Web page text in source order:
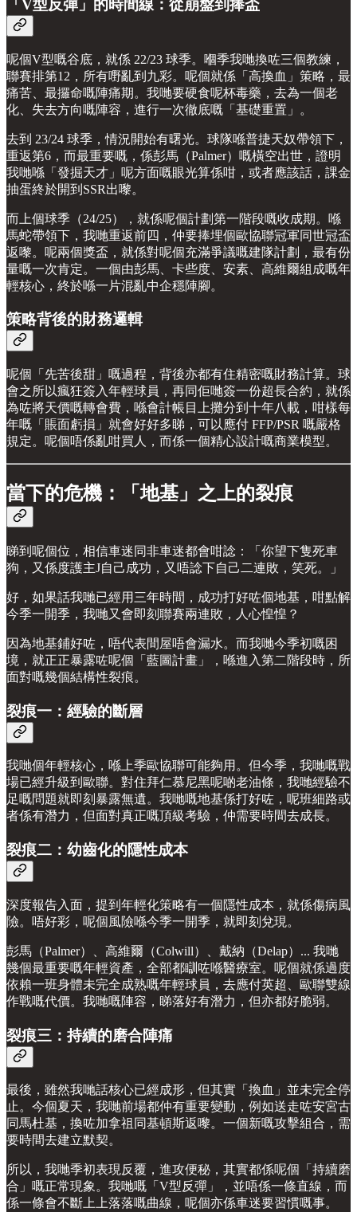
「V型反彈」的時間線：從崩盤到捧盃
呢個V型嘅谷底，就係 22/23 球季。嗰季我哋換咗三個教練，
聯賽排第12，所有嘢亂到九彩。呢個就係「高換血」策略，最
痛苦、最攞命嘅陣痛期。我哋要硬食呢杯毒藥，去為一個老
化、失去方向嘅陣容，進行一次徹底嘅「基礎重置」。
去到 23/24 球季，情況開始有曙光。球隊喺普捷天奴帶領下，
重返第6，而最重要嘅，係彭馬（Palmer）嘅橫空出世，證明
我哋喺「發掘天才」呢方面嘅眼光算係咁，或者應該話，課金
抽蛋終於開到SSR出嚟。
而上個球季（24/25），就係呢個計劃第一階段嘅收成期。喺
馬蛇帶領下，我哋重返前四，仲要捧埋個歐協聯冠軍同世冠盃
返嚟。呢兩個獎盃，就係對呢個充滿爭議嘅建隊計劃，最有份
量嘅一次肯定。一個由彭馬、卡些度、安素、高維爾組成嘅年
輕核心，終於喺一片混亂中企穩陣腳。
策略背後的財務邏輯
呢個「先苦後甜」嘅過程，背後亦都有住精密嘅財務計算。球
會之所以瘋狂簽入年輕球員，再同佢哋簽一份超長合約，就係
為咗將天價嘅轉會費，喺會計帳目上攤分到十年八載，咁樣每
年嘅「賬面虧損」就會好好多睇，可以應付 FFP/PSR 嘅嚴格
規定。呢個唔係亂咁買人，而係一個精心設計嘅商業模型。
當下的危機：「地基」之上的裂痕
睇到呢個位，相信車迷同非車迷都會咁諗：「你望下隻死車
狗，又係度護主J自己成功，又唔諗下自己二連敗，笑死。」
好，如果話我哋已經用三年時間，成功打好咗個地基，咁點解
今季一開季，我哋又會即刻聯賽兩連敗，人心惶惶？
因為地基鋪好咗，唔代表間屋唔會漏水。而我哋今季初嘅困
境，就正正暴露咗呢個「藍圖計畫」，喺進入第二階段時，所
面對嘅幾個結構性裂痕。
裂痕一：經驗的斷層
我哋個年輕核心，喺上季歐協聯可能夠用。但今季，我哋嘅戰
場已經升級到歐聯。對住拜仁慕尼黑呢啲老油條，我哋經驗不
足嘅問題就即刻暴露無遺。我哋嘅地基係打好咗，呢班細路或
者係有潛力，但面對真正嘅頂級考驗，仲需要時間去成長。
裂痕二：幼齒化的隱性成本
深度報告入面，提到年輕化策略有一個隱性成本，就係傷病風
險。唔好彩，呢個風險喺今季一開季，就即刻兌現。
彭馬（Palmer）、高維爾（Colwill）、戴納（Delap）... 我哋
幾個最重要嘅年輕資產，全部都瞓咗喺醫療室。呢個就係過度
依賴一班身體未完全成熟嘅年輕球員，去應付英超、歐聯雙線
作戰嘅代價。我哋嘅陣容，睇落好有潛力，但亦都好脆弱。
裂痕三：持續的磨合陣痛
最後，雖然我哋話核心已經成形，但其實「換血」並未完全停
止。今個夏天，我哋前場都仲有重要變動，例如送走咗安宮古
同馬杜基，換咗加拿祖同基頓斯返嚟。一個新嘅攻擊組合，需
要時間去建立默契。
所以，我哋季初表現反覆，進攻便秘，其實都係呢個「持續磨
合」嘅正常現象。我哋嘅「V型反彈」，並唔係一條直線，而
係一條會不斷上上落落嘅曲線，呢個亦係車迷要習慣嘅事。